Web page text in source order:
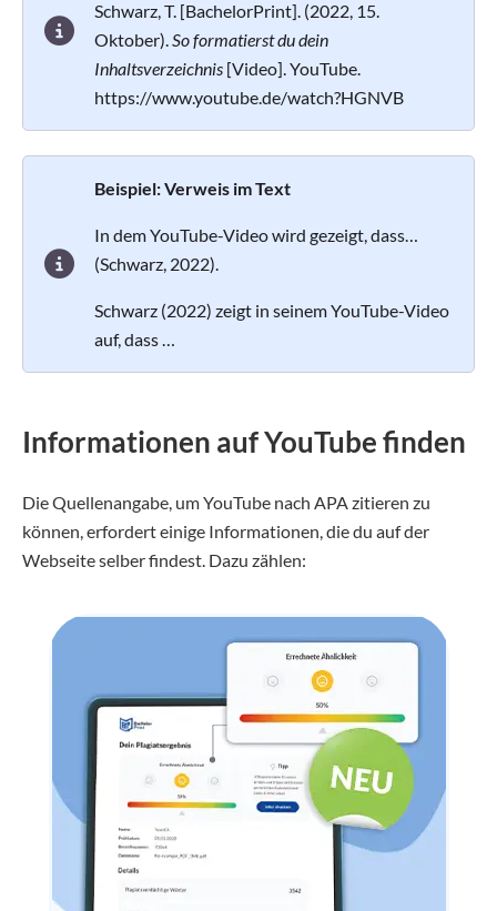
Schwarz, T. [BachelorPrint]. (2022, 15.
Oktober).So formatierst du dein
Inhaltsverzeichnis [Video]. YouTube.
https://www.youtube.de/watch?HGNVB
Beispiel: Verweis im Text
In dem YouTube-Video wird gezeigt, dass…
(Schwarz, 2022).
Schwarz (2022) zeigt in seinem YouTube-Video
auf, dass …
Informationen auf YouTube finden
Die Quellenangabe, um YouTube nach APA zitieren zu
können, erfordert einige Informationen, die du auf der
Webseite selber findest. Dazu zählen: